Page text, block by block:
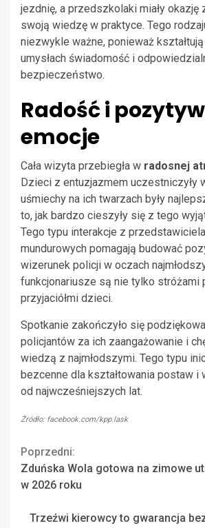
jezdnię, a przedszkolaki miały okazję
swoją wiedzę w praktyce. Tego
niezwykle ważne, ponieważ kształtują
umysłach świadomość i
bezpieczeństwo.
Radość i
emocje
Cała wizyta przebiegła w radosnej
Dzieci z entuzjazmem uczestniczyły
uśmiechy na ich twarzach były
to, jak bardzo cieszyły się z tego
Tego typu interakcje z
mundurowych pomagają budować
wizerunek policji w oczach
funkcjonariusze są nie tylko stróżami
przyjaciółmi dzieci.
Spotkanie zakończyło się
policjantów za ich zaangażowanie i
wiedzą z najmłodszymi. Tego typu
bezcenne dla kształtowania postaw i
od najwcześniejszych lat.
Źródło: facebook.com/kpp.lask
Continue
Reading
Poprzedni:
Zduńska Wola gotowa na zimowe
w 2026 roku
Trzeźwi kierowcy to gwarancja